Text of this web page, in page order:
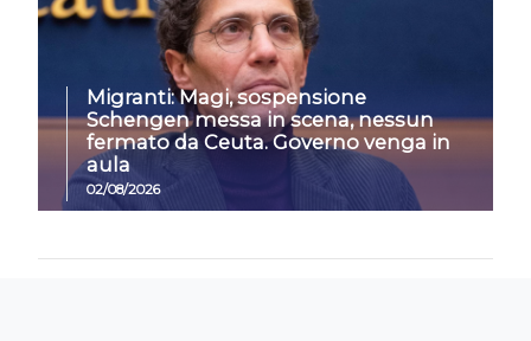
Migranti: Magi, sospensione
Schengen messa in scena, nessun
fermato da Ceuta. Governo venga in
aula
02/08/2026